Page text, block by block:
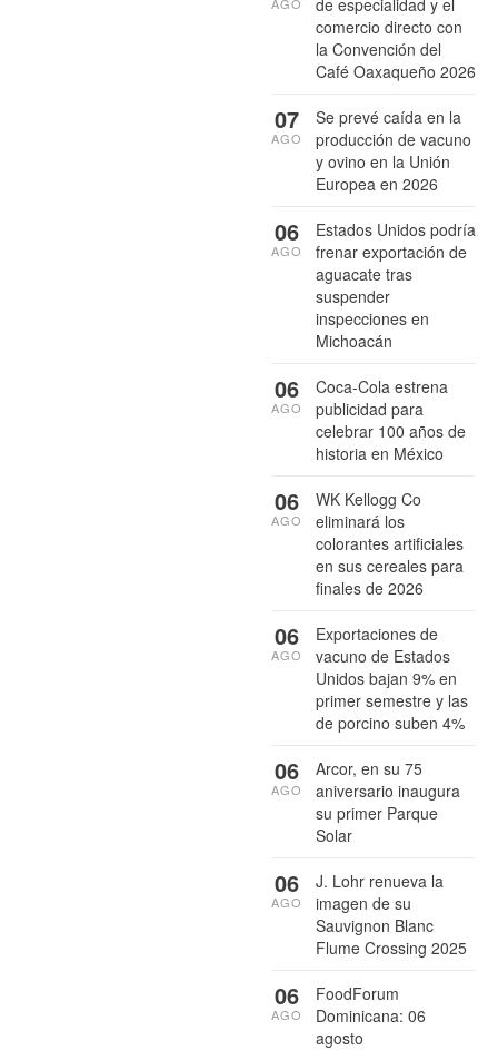
comercio directo con
la Convención del
Café Oaxaqueño 2026
Se prevé caída en la
producción de vacuno
y ovino en la Unión
Europea en 2026
07
AGO
Estados Unidos podría
frenar exportación de
aguacate tras
suspender
inspecciones en
Michoacán
06
AGO
Coca-Cola estrena
publicidad para
celebrar 100 años de
historia en México
06
AGO
WK Kellogg Co
eliminará los
colorantes artificiales
en sus cereales para
finales de 2026
06
AGO
Exportaciones de
vacuno de Estados
Unidos bajan 9% en
primer semestre y las
de porcino suben 4%
06
AGO
Arcor, en su 75
aniversario inaugura
su primer Parque
Solar
06
AGO
J. Lohr renueva la
imagen de su
Sauvignon Blanc
Flume Crossing 2025
06
AGO
FoodForum
Dominicana: 06
agosto
06
AGO